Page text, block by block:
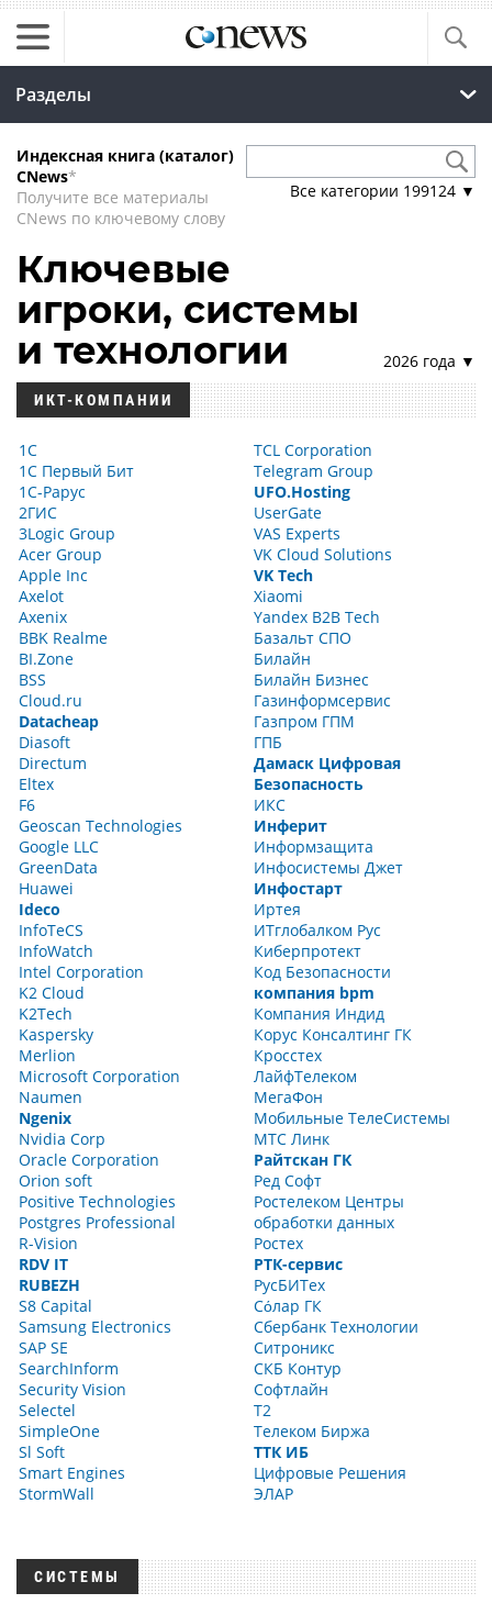
Разделы
Индексная книга (каталог)
CNews*
Получите все материалы
CNews по ключевому слову
Все категории 199124 ▼
Ключевые
игроки, системы
и технологии
2026 года ▼
ИКТ-КОМПАНИИ
1С
1С Первый Бит
1С-Рарус
2ГИС
3Logic Group
Acer Group
Apple Inc
Axelot
Axenix
BBK Realme
BI.Zone
BSS
Cloud.ru
Datacheap
Diasoft
Directum
Eltex
F6
Geoscan Technologies
Google LLC
GreenData
Huawei
Ideco
InfoTeCS
InfoWatch
Intel Corporation
K2 Cloud
K2Tech
Kaspersky
Merlion
Microsoft Corporation
Naumen
Ngenix
Nvidia Corp
Oracle Corporation
Orion soft
Positive Technologies
Postgres Professional
R-Vision
RDV IT
RUBEZH
S8 Capital
Samsung Electronics
SAP SE
SearchInform
Security Vision
Selectel
SimpleOne
Sl Soft
Smart Engines
StormWall
TCL Corporation
Telegram Group
UFO.Hosting
UserGate
VAS Experts
VK Cloud Solutions
VK Tech
Xiaomi
Yandex B2B Tech
Базальт СПО
Билайн
Билайн Бизнес
Газинформсервис
Газпром ГПМ
ГПБ
Дамаск Цифровая
Безопасность
ИКС
Инферит
Информзащита
Инфосистемы Джет
Инфостарт
Иртея
ИТглобалком Рус
Киберпротект
Код Безопасности
компания bpm
Компания Индид
Корус Консалтинг ГК
Кросстех
ЛайфТелеком
МегаФон
Мобильные ТелеСистемы
МТС Линк
Райтскан ГК
Ред Софт
Ростелеком Центры
обработки данных
Ростех
РТК-сервис
РусБИТех
Сόлар ГК
Сбербанк Технологии
Ситроникс
СКБ Контур
Софтлайн
Т2
Телеком Биржа
ТТК ИБ
Цифровые Решения
ЭЛАР
СИСТЕМЫ